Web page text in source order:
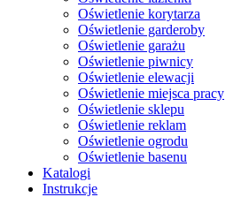
Oświetlenie korytarza
Oświetlenie garderoby
Oświetlenie garażu
Oświetlenie piwnicy
Oświetlenie elewacji
Oświetlenie miejsca pracy
Oświetlenie sklepu
Oświetlenie reklam
Oświetlenie ogrodu
Oświetlenie basenu
Katalogi
Instrukcje